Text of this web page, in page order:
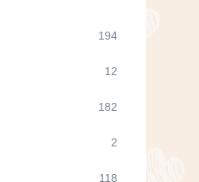
194
12
182
2
118